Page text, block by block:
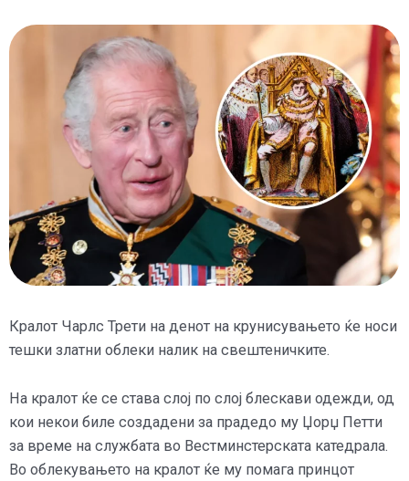
Кралот Чарлс Трети на денот на крунисувањето ќе носи
тешки златни облеки налик на свештеничките.
На кралот ќе се става слој по слој блескави одежди, од
кои некои биле создадени за прадедо му Џорџ Петти
за време на службата во Вестминстерската катедрала.
Во облекувањето на кралот ќе му помага принцот